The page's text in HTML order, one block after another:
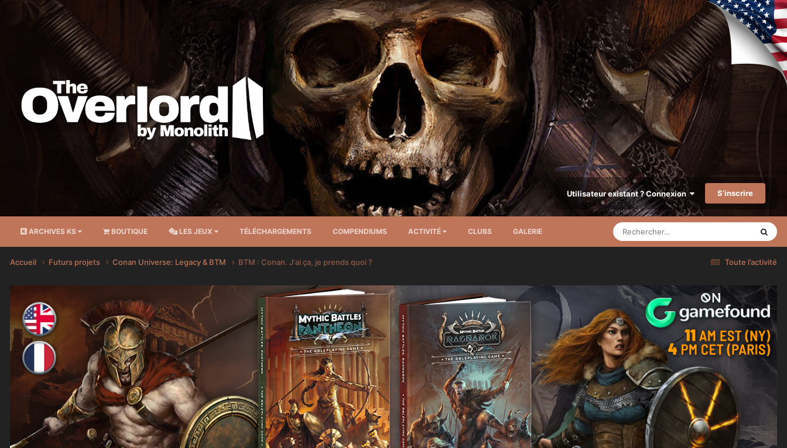
Utilisateur existant ? Connexion S’inscrire
ARCHIVES KS BOUTIQUE LES JEUX TÉLÉCHARGEMENTS COMPENDIUMS ACTIVITÉ CLUBS GALERIE
Toute l’activité
Accueil Futurs projets Conan Universe: Legacy & BTM BTM : Conan. J'ai ça, je prends quoi ?